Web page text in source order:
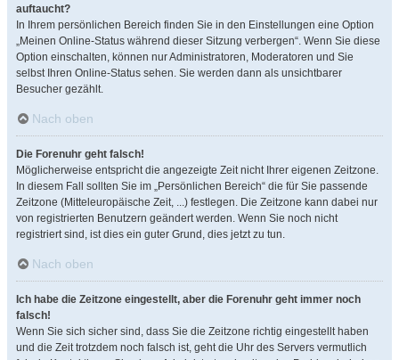
auftaucht?
In Ihrem persönlichen Bereich finden Sie in den Einstellungen eine Option
„Meinen Online-Status während dieser Sitzung verbergen“. Wenn Sie diese
Option einschalten, können nur Administratoren, Moderatoren und Sie
selbst Ihren Online-Status sehen. Sie werden dann als unsichtbarer
Besucher gezählt.
Nach oben
Die Forenuhr geht falsch!
Möglicherweise entspricht die angezeigte Zeit nicht Ihrer eigenen Zeitzone.
In diesem Fall sollten Sie im „Persönlichen Bereich“ die für Sie passende
Zeitzone (Mitteleuropäische Zeit, ...) festlegen. Die Zeitzone kann dabei nur
von registrierten Benutzern geändert werden. Wenn Sie noch nicht
registriert sind, ist dies ein guter Grund, dies jetzt zu tun.
Nach oben
Ich habe die Zeitzone eingestellt, aber die Forenuhr geht immer noch
falsch!
Wenn Sie sich sicher sind, dass Sie die Zeitzone richtig eingestellt haben
und die Zeit trotzdem noch falsch ist, geht die Uhr des Servers vermutlich